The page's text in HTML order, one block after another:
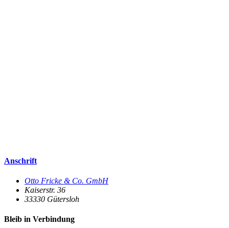
Anschrift
Otto Fricke & Co. GmbH
Kaiserstr. 36
33330 Gütersloh
Bleib in Verbindung